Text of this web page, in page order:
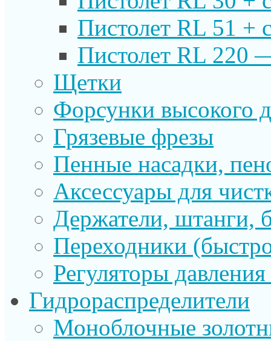
Пистолет RL 51 +
Пистолет RL 220
Щетки
Форсунки высокого
Грязевые фрезы
Пенные насадки,
Аксессуары для
Держатели, штанги,
Переходники
Регуляторы
Гидрораспределители
Моноблочные